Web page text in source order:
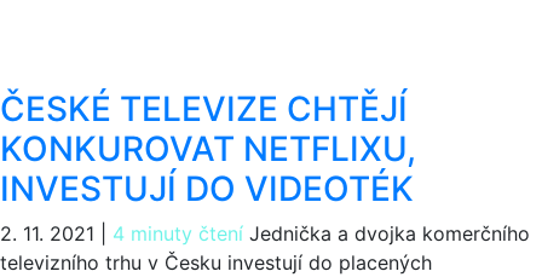
ČESKÉ TELEVIZE CHTĚJÍ
KONKUROVAT NETFLIXU,
INVESTUJÍ DO VIDEOTÉK
2. 11. 2021 4 minuty čtení Jednička a dvojka komerčního
televizního trhu v Česku investují do placených